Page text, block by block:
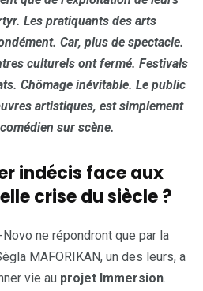
Les pratiquants des arts
Car, plus de spectacle.
culturels ont fermé. Festivals
Chômage inévitable. Le public
artistiques, est simplement
sur scène.
indécis face aux
crise du siècle ?
ne répondront que par la
MAFORIKAN, un des leurs, a
vie au projet Immersion.